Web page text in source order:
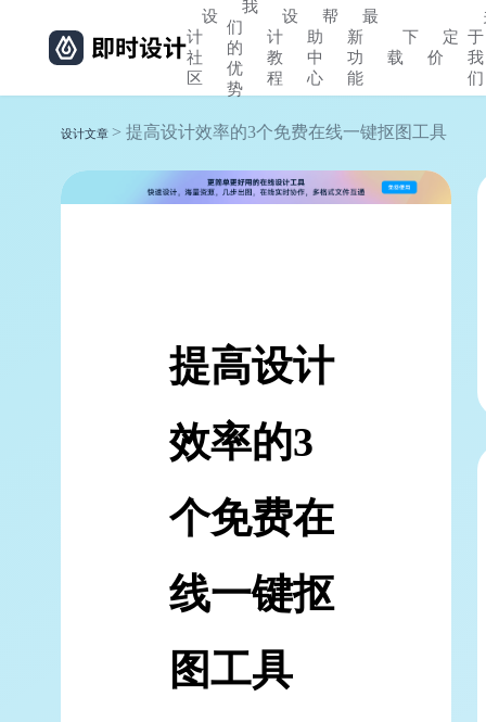
设
计
社
区
我
们
的
优
势
设
计
教
程
帮
助
中
心
最
新
功
能
下
载
定
价
于
我
们
设计文章 > 提高设计效率的3个免费在线一键抠图工具
提高设计
效率的3
个免费在
线一键抠
图工具